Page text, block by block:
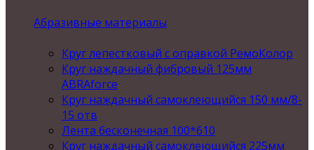
Абразивные материалы
Круг лепестковый с оправкой РемоКолор
Круг наждачный фибровый 125мм
ABRAforce
Круг наждачный самоклеющийся 150 мм/8-
15 отв
Лента бесконечная 100*610
Круг наждачный самоклеющийся 225мм